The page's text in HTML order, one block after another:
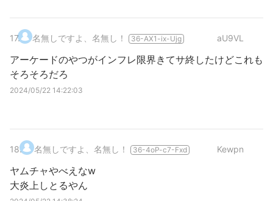
17. 名無しですよ、名無し！ 36-AX1-ix-Ujg aU9VL
アーケードのやつがインフレ限界きてサ終したけどこれも
そろそろだろ
2024/05/22 14:22:03
18. 名無しですよ、名無し！ 36-4oP-c7-Fxd Kewpn
ヤムチャやべえなw
大炎上しとるやん